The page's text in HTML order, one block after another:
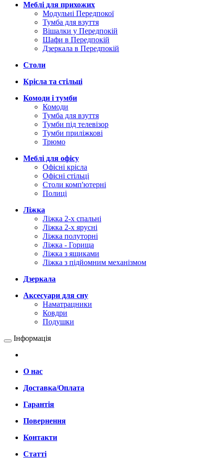
Меблі для прихожих
Модульні Передпокої
Тумба для взуття
Вішалки у Передпокій
Шафи в Передпокій
Дзеркала в Передпокій
Столи
Крісла та стільці
Комоди і тумби
Комоди
Тумба для взуття
Тумби під телевізор
Тумби приліжкові
Трюмо
Меблі для офісу
Офісні крісла
Офісні стільці
Столи комп'ютерні
Полиці
Ліжка
Ліжка 2-х спальні
Ліжка 2-х ярусні
Ліжка полуторні
Ліжка - Горища
Ліжка з ящиками
Ліжка з підйомним механізмом
Дзеркала
Аксесуари для сну
Наматрацники
Ковдри
Подушки
Інформація
О нас
Доставка/Оплата
Гарантія
Повернення
Контакти
Статті